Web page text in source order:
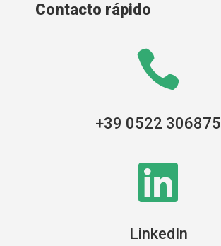
Contacto rápido

+39 0522 306875

LinkedIn